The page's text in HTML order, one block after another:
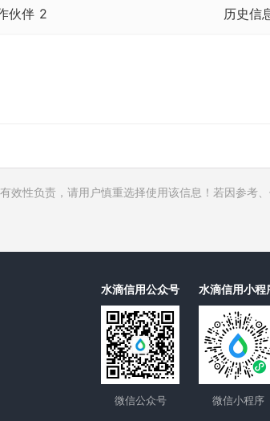
伙伴 2 历史信
历史被执行人
历史司法协助
效性负责，请用户慎重选择使用该信息！若因参考
水滴信用公众号
微信公众号
水滴信用小程
微信小程序